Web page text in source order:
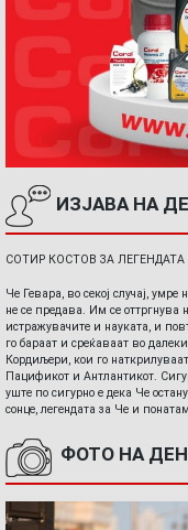
ИЗЈАВА НА
СОТИР КОСТОВ ЗА ЛЕГЕНДАТА
Че Гевара, во секој случај,
не се предава. Им се оттргнува
истражувачите и науката, и
го бараат и среќаваат во
Кордиљери, кои го
Пацификот и Антлантикот.
уште по сигурно е дека Че
сонце, легендата за Че и
ФОТО НА